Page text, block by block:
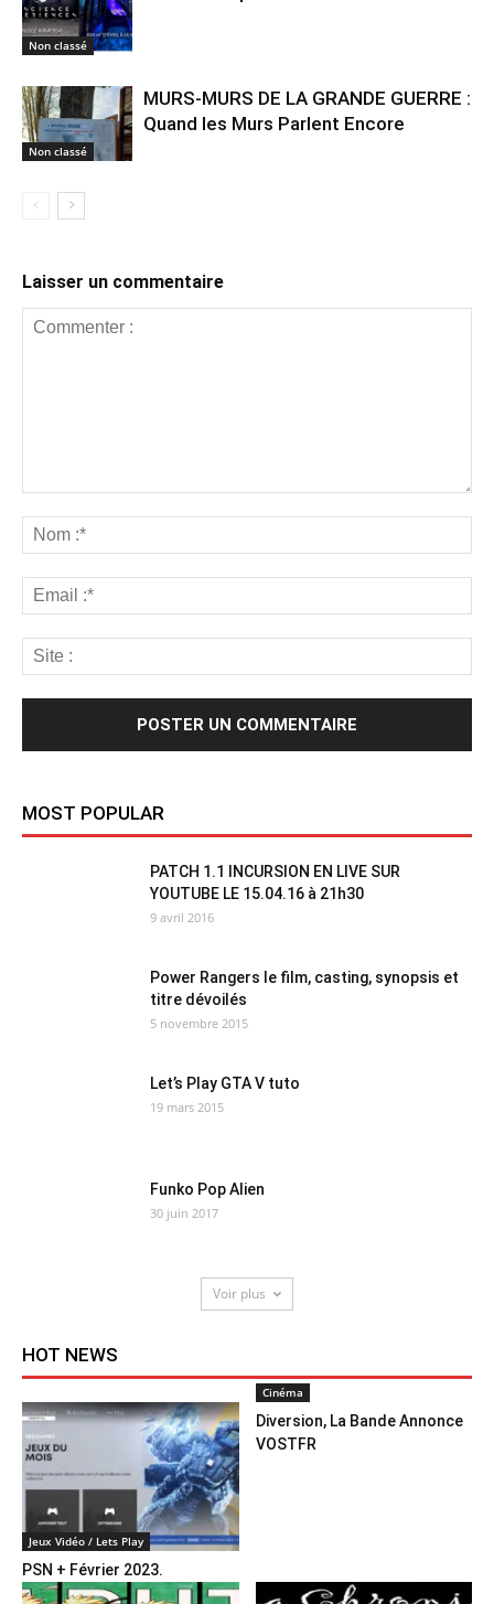
Non classé
Non classé
MURS-MURS DE LA GRANDE GUERRE :
Quand les Murs Parlent Encore
Laisser un commentaire
MOST POPULAR
PATCH 1.1 INCURSION EN LIVE SUR
YOUTUBE LE 15.04.16 à 21h30
9 avril 2016
Power Rangers le film, casting, synopsis et
titre dévoilés
5 novembre 2015
Let’s Play GTA V tuto
19 mars 2015
Funko Pop Alien
30 juin 2017
Voir plus
HOT NEWS
Jeux Vidéo / Lets Play
PSN + Février 2023.
Cinéma
Diversion, La Bande Annonce
VOSTFR